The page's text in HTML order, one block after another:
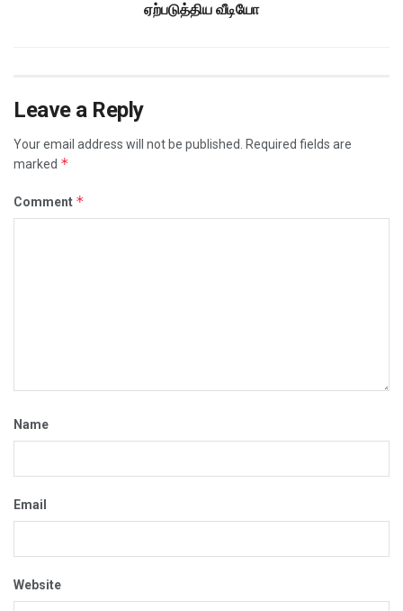
ஏற்படுத்திய வீடியோ
Leave a Reply
Your email address will not be published.
Required fields are
marked *
Comment *
Name
Email
Website